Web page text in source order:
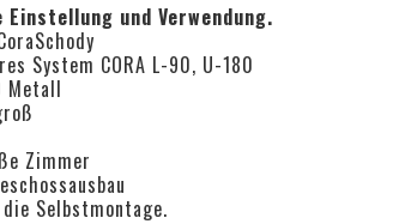
Einstellung und Verwendung.
System CORA L-90, U-180
Metall
Zimmer
Selbstmontage.